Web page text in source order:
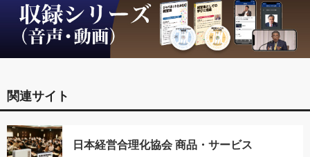
関連サイト
日本経営合理化協会 商品・サービス